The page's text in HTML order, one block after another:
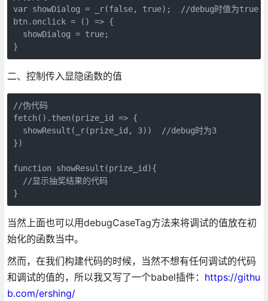
var showDialog = _r(false, true);  //debug时值为true
btn.onclick = () => {
  showDialog = true;
}
二、控制传入显隐函数的值
//伪代码
fetch().then(prize_id => {
  showResult(_r(prize_id, 3))  //debug时为3
})
function showResult(prize_id){
  //显示抽奖结果的代码
}
当然上面也可以用debugCaseTag方法来将调试的值放在初
始化的函数当中。
然而，在我们构建代码的时候，当然不想有任何调试的代码
和调试的值的，所以我又写了一个babel插件： https://githu
b.com/ershing/